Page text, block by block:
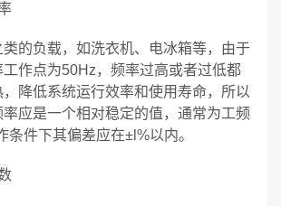
的负载，如洗衣机、电冰箱等，由于
作点为50Hz，频率过高或者过低都
降低系统运行效率和使用寿命，所以
应是一个相对稳定的值，通常为工频
条件下其偏差应在±l%以内。